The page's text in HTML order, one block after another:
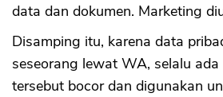
data dan dokumen. Marketing
Disamping itu, karena data
seseorang lewat WA, selalu
tersebut bocor dan digunakan